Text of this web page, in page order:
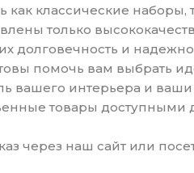
как классические
только
долговечность и
помочь вам выбрать
вашего интерьера и
товары доступными
через наш сайт или